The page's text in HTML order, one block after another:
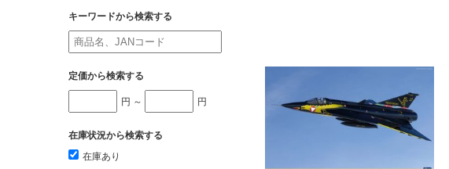
キーワードから検索する
定価から検索する
円 ～ 円
在庫状況から検索する
在庫あり